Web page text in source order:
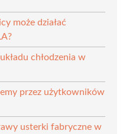
może działać
chłodzenia w
przez użytkowników
usterki fabryczne w